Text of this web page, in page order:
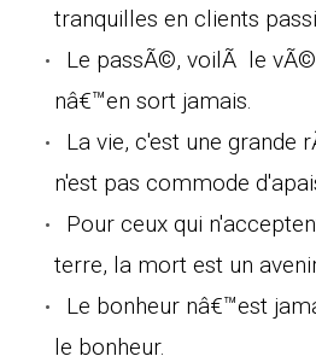
tranquilles en clients
Le passÃ©, voilÃ le
nâ€™en sort jamais.
La vie, c'est une grande
n'est pas commode
Pour ceux qui
terre, la mort est un
Le bonheur nâ€™est
le bonheur.